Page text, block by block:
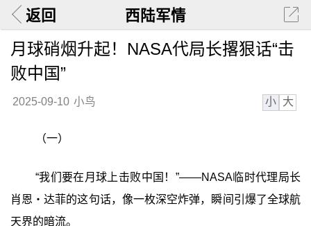
返回 西陆军情
月球硝烟升起！NASA代局长撂狠话“击
败中国”
2025-09-10 小鸟 小 大
（一）
“我们要在月球上击败中国！”——NASA临时代理局长
肖恩・达菲的这句话，像一枚深空炸弹，瞬间引爆了全球航
天界的暗流。